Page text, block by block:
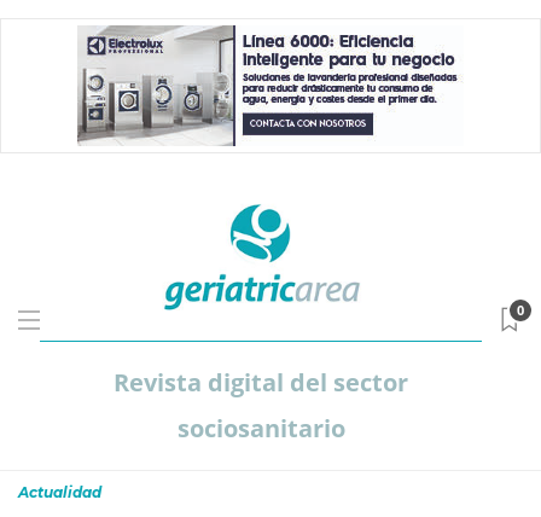
Revista digital del sector
sociosanitario
0
Actualidad